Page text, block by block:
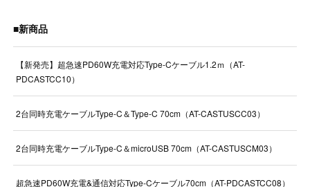
■新商品
【新発売】超急速PD60W充電対応Type-Cケーブル1.2ｍ（AT-
PDCASTCC10）
2台同時充電ケーブルType-C＆Type-C 70cm（AT-CASTUSCC03）
2台同時充電ケーブルType-C＆microUSB 70cm（AT-CASTUSCM03）
超急速PD60W充電&通信対応Type-Cケーブル70cm（AT-PDCASTCC08）